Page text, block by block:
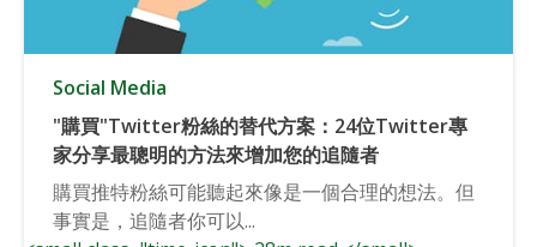
Social Media
"購買"Twitter粉絲的替代方案：24位Twitter專
家分享最聰明的方法來增加您的追隨者
購買推特粉絲可能聽起來像是一個合理的想法。但
事實是，追隨者你可以...